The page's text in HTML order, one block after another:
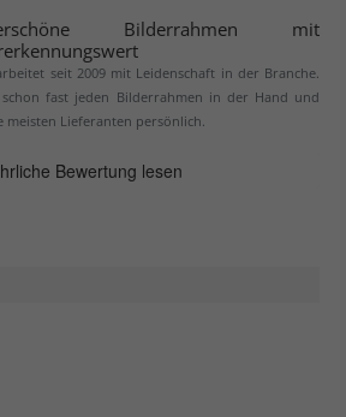
Bilderrahmen mit
seit 2009 mit Leidenschaft in der Branche.
fast jeden Bilderrahmen in der Hand und
meisten Lieferanten persönlich.
Bewertung lesen